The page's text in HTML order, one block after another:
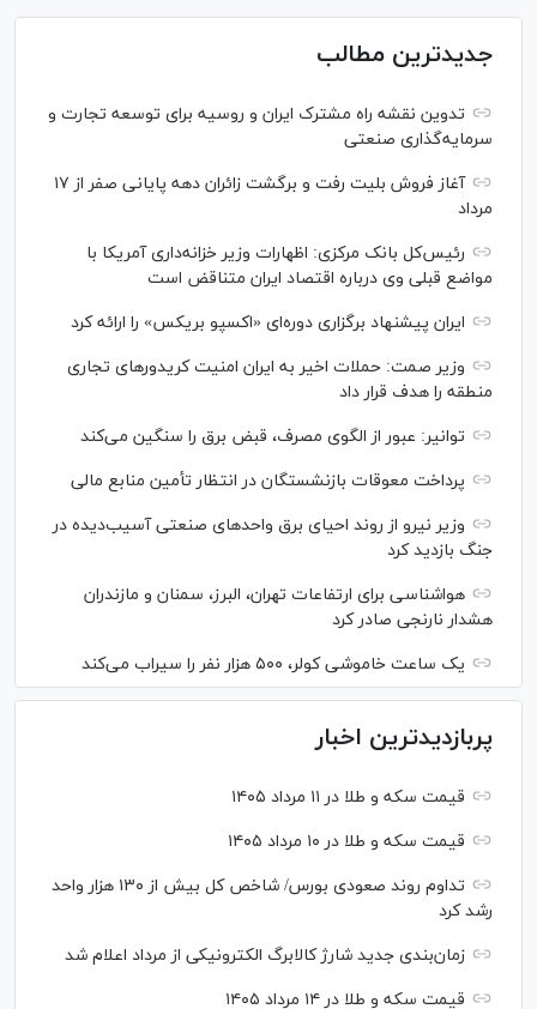
جدیدترین مطالب
تدوین نقشه راه مشترک ایران و روسیه برای توسعه تجارت و
سرمایه‌گذاری صنعتی
آغاز فروش بلیت رفت و برگشت زائران دهه پایانی صفر از ۱۷
مرداد
رئیس‌کل بانک مرکزی: اظهارات وزیر خزانه‌داری آمریکا با
مواضع قبلی وی درباره اقتصاد ایران متناقض است
ایران پیشنهاد برگزاری دوره‌ای «اکسپو بریکس» را ارائه کرد
وزیر صمت: حملات اخیر به ایران امنیت کریدورهای تجاری
منطقه را هدف قرار داد
توانیر: عبور از الگوی مصرف، قبض برق را سنگین می‌کند
پرداخت معوقات بازنشستگان در انتظار تأمین منابع مالی
وزیر نیرو از روند احیای برق واحدهای صنعتی آسیب‌دیده در
جنگ بازدید کرد
هواشناسی برای ارتفاعات تهران، البرز، سمنان و مازندران
هشدار نارنجی صادر کرد
یک ساعت خاموشی کولر، ۵۰۰ هزار نفر را سیراب می‌کند
پربازدیدترین اخبار
قیمت سکه و طلا در ۱۱ مرداد ۱۴۰۵
قیمت سکه و طلا در ۱۰ مرداد ۱۴۰۵
تداوم روند صعودی بورس/ شاخص کل بیش از ۱۳۰ هزار واحد
رشد کرد
زمان‌بندی جدید شارژ کالابرگ الکترونیکی از مرداد اعلام شد
قیمت سکه و طلا در ۱۴ مرداد ۱۴۰۵